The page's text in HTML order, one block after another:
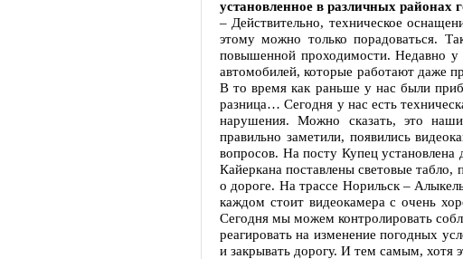
установленное в различных районах
– Действительно, техническое
этому можно только порадоваться.
повышенной проходимости. Недавно у
автомобилей, которые работают даже
В то время как раньше у нас были
разница… Сегодня у нас есть
нарушения. Можно сказать, это
правильно заметили, появились
вопросов. На посту Купец установлена
Кайеркана поставлены световые
о дороге. На трассе Норильск –
каждом стоит видеокамера с очень
Сегодня мы можем контролировать
реагировать на изменение погодных
и закрывать дорогу. И тем самым, хотя